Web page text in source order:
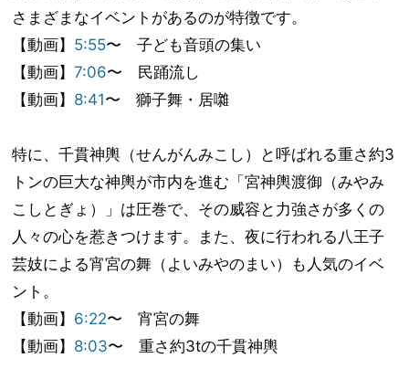
さまざまなイベントがあるのが特徴です。
【動画】 5:55〜 子ども音頭の集い
【動画】7:06〜 民踊流し
【動画】 8:41〜 獅子舞・居囃
特に、千貫神輿（せんがんみこし）と呼ばれる重さ約3
トンの巨大な神輿が市内を進む「宮神輿渡御（みやみ
こしとぎょ）」は圧巻で、その威容と力強さが多くの
人々の心を惹きつけます。また、夜に行われる八王子
芸妓による宵宮の舞（よいみやのまい）も人気のイベ
ント。
【動画】 6:22〜 宵宮の舞
【動画】 8:03〜 重さ約3tの千貫神輿